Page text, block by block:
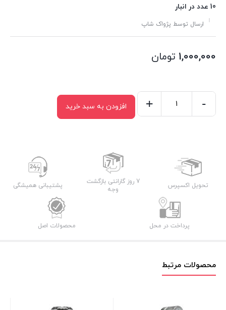
10 عدد در انبار
ارسال توسط پژواک شاپ
1,000,000 تومان
-
+ افزودن به سبد خرید
تحویل اکسپرس
7 روز گارانتی بازگشت
وجه
پشتیبانی همیشگی
پرداخت در محل محصولات اصل
محصولات مرتبط